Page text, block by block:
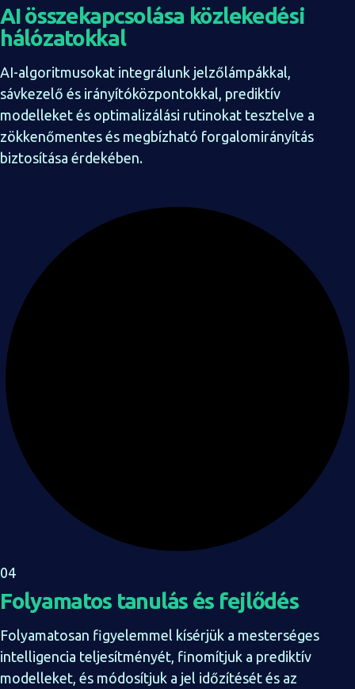
AI összekapcsolása közlekedési
hálózatokkal
AI-algoritmusokat integrálunk jelzőlámpákkal,
sávkezelő és irányítóközpontokkal, prediktív
modelleket és optimalizálási rutinokat tesztelve a
zökkenőmentes és megbízható forgalomirányítás
biztosítása érdekében.
04
Folyamatos tanulás és fejlődés
Folyamatosan figyelemmel kísérjük a mesterséges
intelligencia teljesítményét, finomítjuk a prediktív
modelleket, és módosítjuk a jel időzítését és az